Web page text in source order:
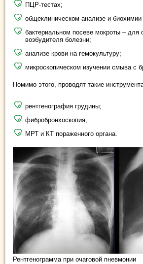
ПЦР-тестах;
общеклиническом анализе и биохимии
бактериальном посеве мокроты – для
возбудителя болезни;
анализе крови на гемокультуру;
микроскопическом изучении смыва с
Помимо этого, проводят такие
рентгенография грудины;
фибробронхоскопия;
МРТ и КТ пораженного органа.
Рентгенограмма при очаговой пневмонии